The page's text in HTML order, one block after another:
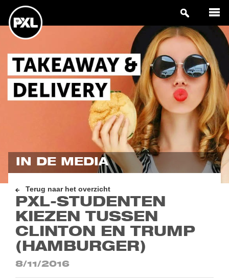
IN DE MEDIA
Terug naar het overzicht
PXL-STUDENTEN
KIEZEN TUSSEN
CLINTON EN TRUMP
(HAMBURGER)
8/11/2016